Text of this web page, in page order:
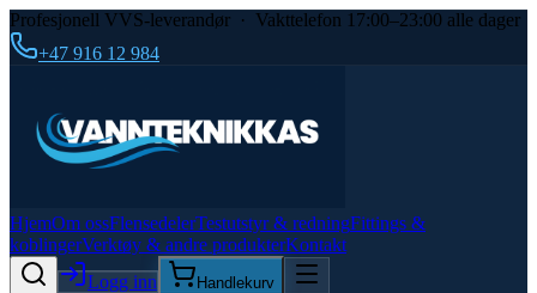
Profesjonell VVS-leverandør · Vakttelefon 17:00–23:00 alle dager
+47 916 12 984
HjemOm ossFlensedelerTestutstyr & redningFittings &
koblingerVerktøy & andre produkterKontakt
Logg inn
Handlekurv